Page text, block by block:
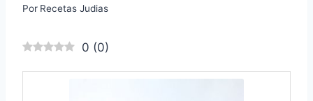
Por Recetas Judias
0 (0)